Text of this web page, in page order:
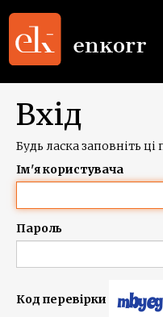
Вхід
Будь ласка заповніть
Ім'я користувача
Пароль
Код перевірки